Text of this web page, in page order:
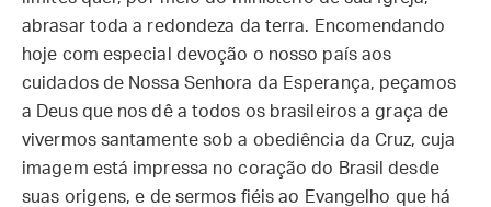
abrasar toda a redondeza da terra. Encomendando
hoje com especial devoção o nosso país aos
cuidados de Nossa Senhora da Esperança, peçamos
a Deus que nos dê a todos os brasileiros a graça de
vivermos santamente sob a obediência da Cruz, cuja
imagem está impressa no coração do Brasil desde
suas origens, e de sermos fiéis ao Evangelho que há